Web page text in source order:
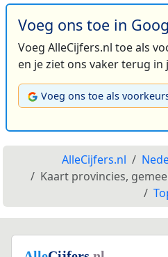
Voeg ons toe in
Voeg AlleCijfers.nl toe als
en je ziet ons vaker terug in
Voeg ons toe als
AlleCijfers.nl
Kaart provincies,